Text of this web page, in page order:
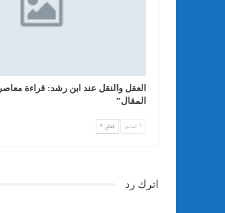
العقل والنقل عند ابن رشد: قراءة
المقال”
السابق التالي
اترك رد